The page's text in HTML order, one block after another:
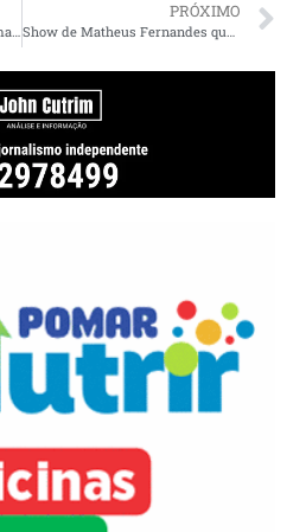
Pavão Filho empossado na Câmara Municipal de São Luís
PRÓXIMO
Show de Matheus Fernandes que custaria mais de R$ 1 milhão é suspenso em Lago Verde após Ação do MPMA